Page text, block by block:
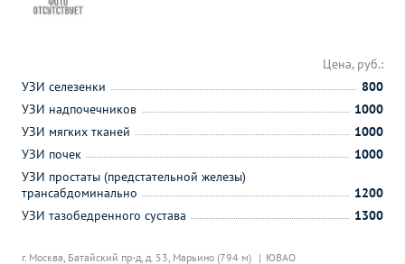
г. Москва, Батайский пр-д, д. 53, Марьино (794 м) ЮВАО
Цена, руб.:
УЗИ селезенки
800
УЗИ надпочечников
1000
УЗИ мягких тканей
1000
УЗИ почек
1000
УЗИ простаты (предстательной железы)
трансабдоминально
1200
УЗИ тазобедренного сустава
1300